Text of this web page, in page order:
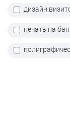
дизайн
печать на